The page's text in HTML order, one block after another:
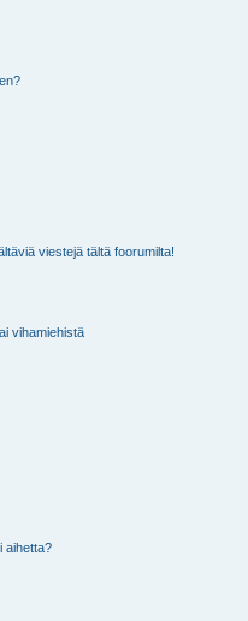
viestejä tältä foorumilta!
vihamiehistä
aihetta?